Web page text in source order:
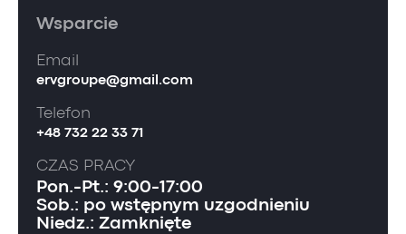
Wsparcie
Email
ervgroupe@gmail.com
Telefon
+48 732 22 33 71
CZAS PRACY
Pon.-Pt.: 9:00-17:00
Sob.: po wstępnym uzgodnieniu
Niedz.: Zamknięte